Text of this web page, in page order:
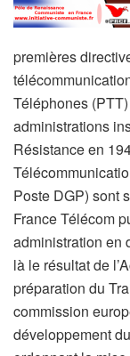
premières
Téléphones
administrations
Résistance en
Poste DGP) sont
France Télécom
administration en
là le résultat de
préparation du
commission
développement